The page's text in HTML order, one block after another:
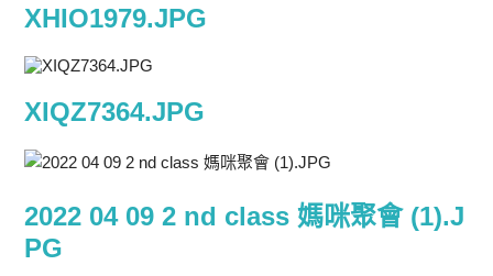
XHIO1979.JPG
XIQZ7364.JPG
2022 04 09 2 nd class 媽咪聚會 (1).J
PG